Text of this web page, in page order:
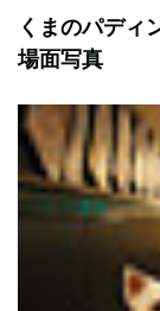
くまのパディ
場面写真